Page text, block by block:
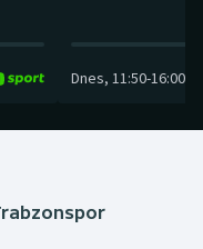
Dnes, 11:50-16:00